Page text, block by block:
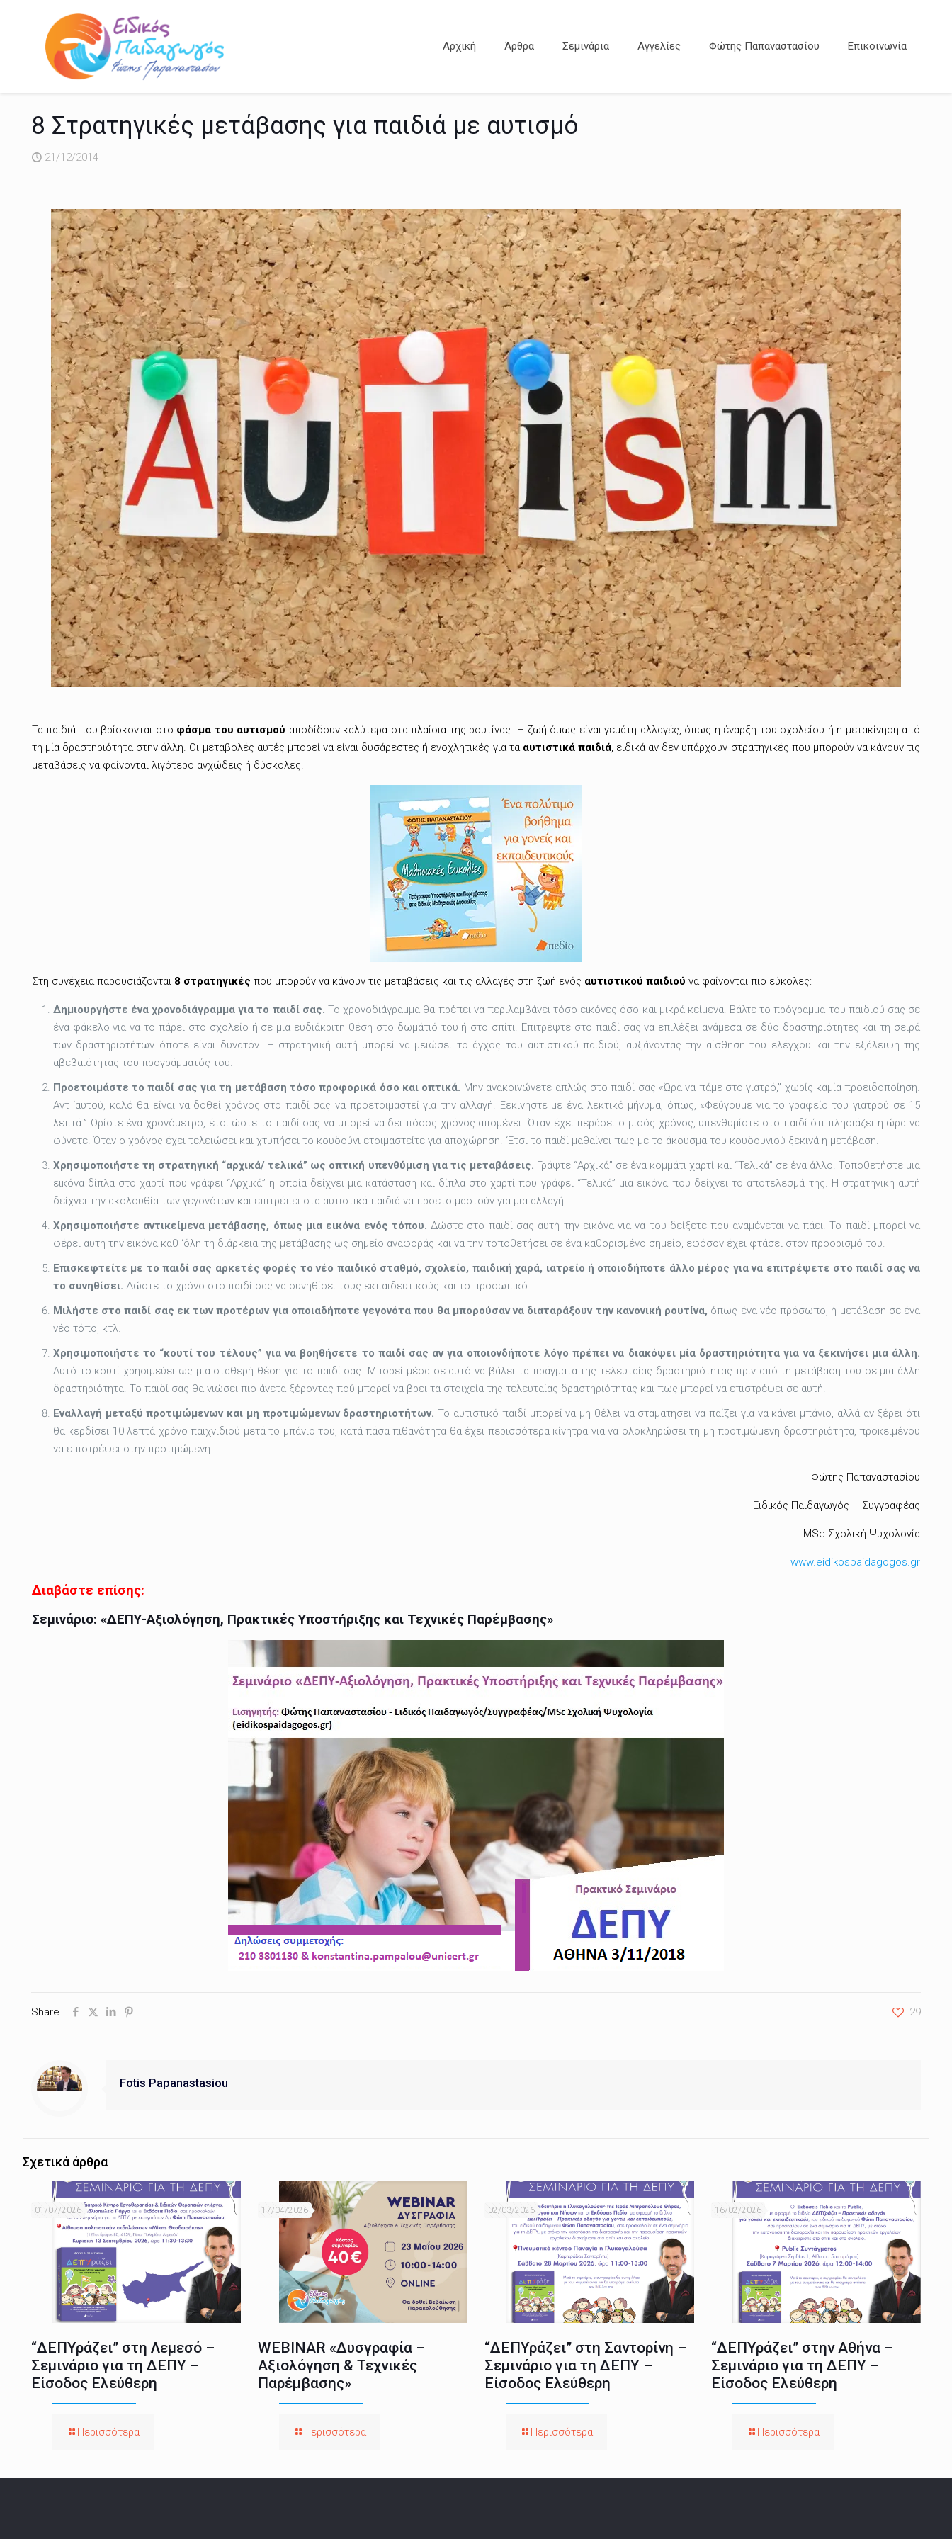
Αρχική Άρθρα Σεμινάρια Αγγελίες Φώτης Παπαναστασίου Επικοινωνία
8 Στρατηγικές μετάβασης για παιδιά με αυτισμό
21/12/2014
Τα παιδιά που βρίσκονται στο φάσμα του αυτισμού αποδίδουν καλύτερα στα πλαίσια της ρουτίνας. Η ζωή όμως είναι γεμάτη αλλαγές, όπως η έναρξη του σχολείου ή η μετακίνηση από
τη μία δραστηριότητα στην άλλη. Οι μεταβολές αυτές μπορεί να είναι δυσάρεστες ή ενοχλητικές για τα αυτιστικά παιδιά, ειδικά αν δεν υπάρχουν στρατηγικές που μπορούν να κάνουν τις
μεταβάσεις να φαίνονται λιγότερο αγχώδεις ή δύσκολες.
Στη συνέχεια παρουσιάζονται 8 στρατηγικές που μπορούν να κάνουν τις μεταβάσεις και τις αλλαγές στη ζωή ενός αυτιστικού παιδιού να φαίνονται πιο εύκολες:
Δημιουργήστε ένα χρονοδιάγραμμα για το παιδί σας. Το χρονοδιάγραμμα θα πρέπει να περιλαμβάνει τόσο εικόνες όσο και μικρά κείμενα. Βάλτε το πρόγραμμα του παιδιού σας σε
ένα φάκελο για να το πάρει στο σχολείο ή σε μια ευδιάκριτη θέση στο δωμάτιό του ή στο σπίτι. Επιτρέψτε στο παιδί σας να επιλέξει ανάμεσα σε δύο δραστηριότητες και τη σειρά
των δραστηριοτήτων όποτε είναι δυνατόν. Η στρατηγική αυτή μπορεί να μειώσει το άγχος του αυτιστικού παιδιού, αυξάνοντας την αίσθηση του ελέγχου και την εξάλειψη της
αβεβαιότητας του προγράμματός του.
Προετοιμάστε το παιδί σας για τη μετάβαση τόσο προφορικά όσο και οπτικά. Μην ανακοινώνετε απλώς στο παιδί σας «Ώρα να πάμε στο γιατρό,” χωρίς καμία προειδοποίηση.
Αντ ‘αυτού, καλό θα είναι να δοθεί χρόνος στο παιδί σας να προετοιμαστεί για την αλλαγή. Ξεκινήστε με ένα λεκτικό μήνυμα, όπως, «Φεύγουμε για το γραφείο του γιατρού σε 15
λεπτά.” Ορίστε ένα χρονόμετρο, έτσι ώστε το παιδί σας να μπορεί να δει πόσος χρόνος απομένει. Όταν έχει περάσει ο μισός χρόνος, υπενθυμίστε στο παιδί ότι πλησιάζει η ώρα να
φύγετε. Όταν ο χρόνος έχει τελειώσει και χτυπήσει το κουδούνι ετοιμαστείτε για αποχώρηση. ‘Ετσι το παιδί μαθαίνει πως με το άκουσμα του κουδουνιού ξεκινά η μετάβαση.
Χρησιμοποιήστε τη στρατηγική “αρχικά/ τελικά” ως οπτική υπενθύμιση για τις μεταβάσεις. Γράψτε “Αρχικά” σε ένα κομμάτι χαρτί και “Τελικά” σε ένα άλλο. Τοποθετήστε μια
εικόνα δίπλα στο χαρτί που γράφει “Αρχικά” η οποία δείχνει μια κατάσταση και δίπλα στο χαρτί που γράφει “Τελικά” μια εικόνα που δείχνει το αποτελεσμά της. Η στρατηγική αυτή
δείχνει την ακολουθία των γεγονότων και επιτρέπει στα αυτιστικά παιδιά να προετοιμαστούν για μια αλλαγή.
Χρησιμοποιήστε αντικείμενα μετάβασης, όπως μια εικόνα ενός τόπου. Δώστε στο παιδί σας αυτή την εικόνα για να του δείξετε που αναμένεται να πάει. Το παιδί μπορεί να
φέρει αυτή την εικόνα καθ ‘όλη τη διάρκεια της μετάβασης ως σημείο αναφοράς και να την τοποθετήσει σε ένα καθορισμένο σημείο, εφόσον έχει φτάσει στον προορισμό του.
Επισκεφτείτε με το παιδί σας αρκετές φορές το νέο παιδικό σταθμό, σχολείο, παιδική χαρά, ιατρείο ή οποιοδήποτε άλλο μέρος για να επιτρέψετε στο παιδί σας να
το συνηθίσει. Δώστε το χρόνο στο παιδί σας να συνηθίσει τους εκπαιδευτικούς και το προσωπικό.
Μιλήστε στο παιδί σας εκ των προτέρων για οποιαδήποτε γεγονότα που θα μπορούσαν να διαταράξουν την κανονική ρουτίνα, όπως ένα νέο πρόσωπο, ή μετάβαση σε ένα
νέο τόπο, κτλ.
Χρησιμοποιήστε το “κουτί του τέλους” για να βοηθήσετε το παιδί σας αν για οποιονδήποτε λόγο πρέπει να διακόψει μία δραστηριότητα για να ξεκινήσει μια άλλη.
Αυτό το κουτί χρησιμεύει ως μια σταθερή θέση για το παιδί σας. Μπορεί μέσα σε αυτό να βάλει τα πράγματα της τελευταίας δραστηριότητας πριν από τη μετάβαση του σε μια άλλη
δραστηριότητα. Το παιδί σας θα νιώσει πιο άνετα ξέροντας πού μπορεί να βρει τα στοιχεία της τελευταίας δραστηριότητας και πως μπορεί να επιστρέψει σε αυτή.
Εναλλαγή μεταξύ προτιμώμενων και μη προτιμώμενων δραστηριοτήτων. Το αυτιστικό παιδί μπορεί να μη θέλει να σταματήσει να παίζει για να κάνει μπάνιο, αλλά αν ξέρει ότι
θα κερδίσει 10 λεπτά χρόνο παιχνιδιού μετά το μπάνιο του, κατά πάσα πιθανότητα θα έχει περισσότερα κίνητρα για να ολοκληρώσει τη μη προτιμώμενη δραστηριότητα, προκειμένου
να επιστρέψει στην προτιμώμενη.
Φώτης Παπαναστασίου
Ειδικός Παιδαγωγός – Συγγραφέας
MSc Σχολική Ψυχολογία
www.eidikospaidagogos.gr
Διαβάστε επίσης:
Σεμινάριο: «ΔΕΠΥ-Αξιολόγηση, Πρακτικές Υποστήριξης και Τεχνικές Παρέμβασης»
Share 29
Fotis Papanastasiou
Σχετικά άρθρα
01/07/2026
“ΔΕΠΥράζει” στη Λεμεσό –
Σεμινάριο για τη ΔΕΠΥ –
Είσοδος Ελεύθερη
Περισσότερα
17/04/2026
WEBINAR «Δυσγραφία –
Αξιολόγηση & Τεχνικές
Παρέμβασης»
Περισσότερα
02/03/2026
“ΔΕΠΥράζει” στη Σαντορίνη –
Σεμινάριο για τη ΔΕΠΥ –
Είσοδος Ελεύθερη
Περισσότερα
16/02/2026
“ΔΕΠΥράζει” στην Αθήνα –
Σεμινάριο για τη ΔΕΠΥ –
Είσοδος Ελεύθερη
Περισσότερα